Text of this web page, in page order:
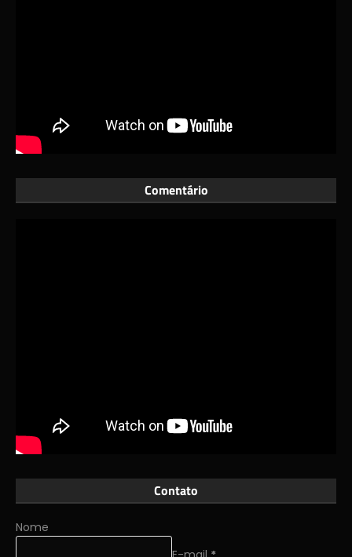
Comentário
Contato
Nome